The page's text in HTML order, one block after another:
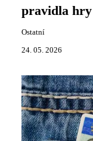
pravidla hry
Ostatní
24. 05. 2026